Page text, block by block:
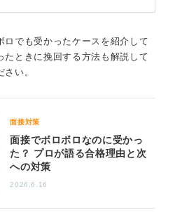
はなく、複数の面接官の評価
はありません。
選考であなたの良さは十分に
です。
った」と感じていても、相手
というパターンも考えられま
ロでも受かったケースを紹介して
たときに挽回する方法も解説して
い。
面接対策
面接でボロボロなのに受かっ
た？ プロが語る合格理由と次
への対策
2026.6.16